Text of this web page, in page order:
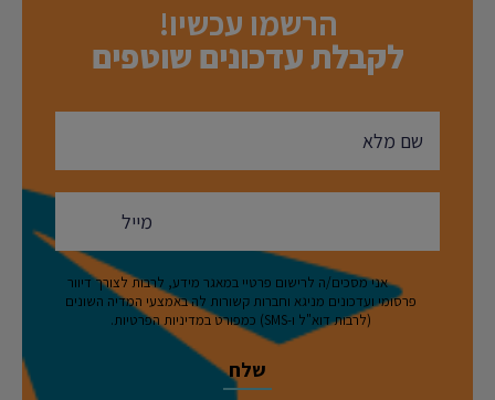
הרשמו עכשיו!
לקבלת עדכונים שוטפים
אני מסכים/ה לרישום פרטיי במאגר מידע, לרבות לצורך דיוור
פרסומי ועדכונים מניגא וחברות קשורות לה באמצעי המדיה השונים
(לרבות דוא"ל ו-SMS) כמפורט במדיניות הפרטיות.